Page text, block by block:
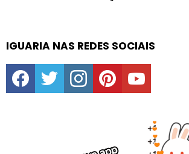
IGUARIA NAS REDES SOCIAIS
facebooktwitter instagrampinterestyoutube